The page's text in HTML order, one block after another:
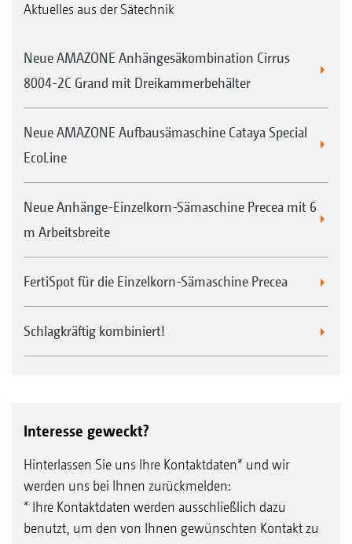
Aktuelles aus der Sätechnik
Neue AMAZONE Anhängesäkombination Cirrus
8004-2C Grand mit Dreikammerbehälter
Neue AMAZONE Aufbausämaschine Cataya Special
EcoLine
Neue Anhänge-Einzelkorn-Sämaschine Precea mit 6
m Arbeitsbreite
FertiSpot für die Einzelkorn-Sämaschine Precea
Schlagkräftig kombiniert!
Interesse geweckt?
Hinterlassen Sie uns Ihre Kontaktdaten* und wir
werden uns bei Ihnen zurückmelden:
* Ihre Kontaktdaten werden ausschließlich dazu
benutzt, um den von Ihnen gewünschten Kontakt zu